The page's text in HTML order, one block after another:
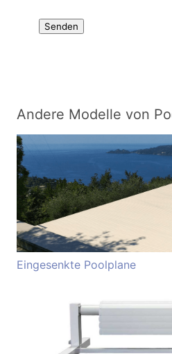
Andere Modelle von
Eingesenkte Poolplane